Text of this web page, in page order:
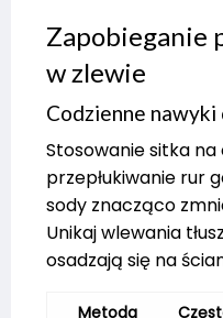
Zapobieganie
w zlewie
Codzienne nawyki
Stosowanie sitka
przepłukiwanie rur
sody znacząco
Unikaj wlewania
osadzają się na
Metoda